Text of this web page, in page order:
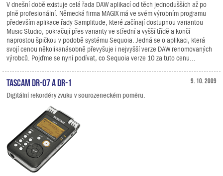
V dnešní době existuje celá řada DAW aplikací od těch jednodušších až po
plně profesionální. Německá firma MAGIX má ve svém výrobním programu
především aplikace řady Samplitude, které začínají dostupnou variantou
Music Studio, pokračují přes varianty ve střední a vyšší třídě a končí
naprostou špičkou v podobě systému Sequoia. Jedná se o aplikaci, která
svojí cenou několikanásobně převyšuje i nejvyšší verze DAW renomovaných
výrobců. Pojďme se nyní podívat, co Sequoia verze 10 za tuto cenu...
9. 10. 2009
TASCAM DR-07 a DR-1
Digitální rekordéry zvuku v sourozeneckém poměru.